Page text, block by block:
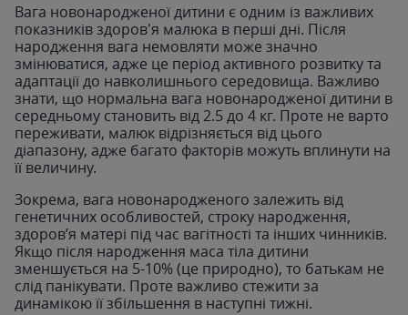
Вага новонародженої дитини є одним із важливих
показників здоров'я малюка в перші дні. Після
народження вага немовляти може значно
змінюватися, адже це період активного розвитку та
адаптації до навколишнього середовища. Важливо
знати, що нормальна вага новонародженої дитини в
середньому становить від 2.5 до 4 кг. Проте не варто
переживати, малюк відрізняється від цього
діапазону, адже багато факторів можуть вплинути на
її величину.
Зокрема, вага новонародженого залежить від
генетичних особливостей, строку народження,
здоров’я матері під час вагітності та інших чинників.
Якщо після народження маса тіла дитини
зменшується на 5-10% (це природно), то батькам не
слід панікувати. Проте важливо стежити за
динамікою її збільшення в наступні тижні.